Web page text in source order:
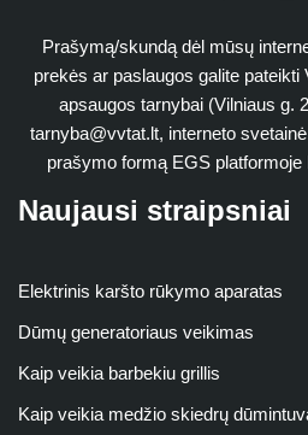
Prašymą/skundą dėl mūsų
prekės ar paslaugos galite pateikti
apsaugos tarnybai (Vilniaus g.
tarnyba@vvtat.lt, interneto
prašymo formą EGS platformoje
Naujausi straipsniai
Elektrinis karšto rūkymo aparatas
Dūmų generatoriaus veikimas
Kaip veikia barbekiu grillis
Kaip veikia medžio skiedrų